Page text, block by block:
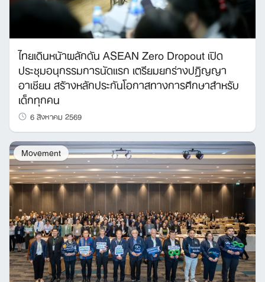
ไทยเดินหน้าผลักดัน ASEAN Zero Dropout เปิด
ประชุมอนุกรรมการนัดแรก เตรียมยกร่างปฏิญญา
อาเซียน สร้างหลักประกันโอกาสทางการศึกษาสำหรับ
เด็กทุกคน
6 สิงหาคม 2569
Movement